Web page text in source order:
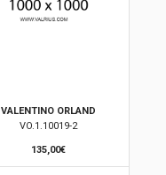
VALENTINO ORLAND
VO.1.10019-2
135,00€